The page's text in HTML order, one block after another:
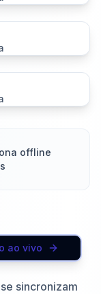
offline
ao vivo
sincronizam